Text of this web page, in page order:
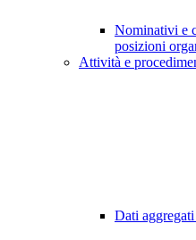
Nominativi e
posizioni
Attività e
Dati